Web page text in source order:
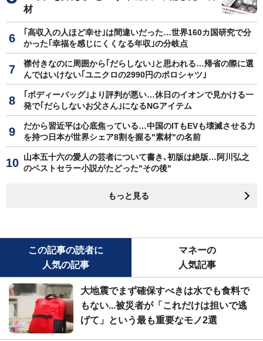
材
｢高収入の人ほど幸せ｣は間違いだった…世界160カ国研究で分
かった｢幸福を感じにくくなる年収｣の分岐点
襟付きなのに周囲から｢だらしない｣と思われる…帰省の際に選
んではいけない｢ユニクロの2990円のポロシャツ｣
｢ボディーバッグ｣より評判が悪い…休日のイオンで見かける一
発で｢だらしないお父さん｣になるNGアイテム
だから習近平は心底焦っている…中国のITもEVも壊滅させる力
を持つ日本が世界シェア8割を握る"素材"の名前
山本五十六の愛人の芸者について書き､初版は絶版…阿川弘之
のベストセラー小説がたどった"その後"
もっと見る
この記事の読者に
人気の記事
マネーの
人気記事
大地震でまず確保すべきは水でも食料で
もない...被災者が「これだけは担いで逃
げて」という最も重要なモノ2選